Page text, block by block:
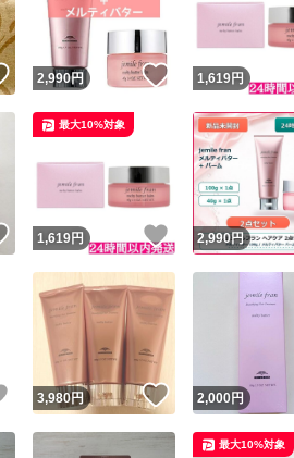
いいね！
2,990円 いいね！
1,619円
いいね！
1,619円 いいね！
最大10%対象
2,990円
いいね！
3,980円 いいね！
2,000円
最大10%対象